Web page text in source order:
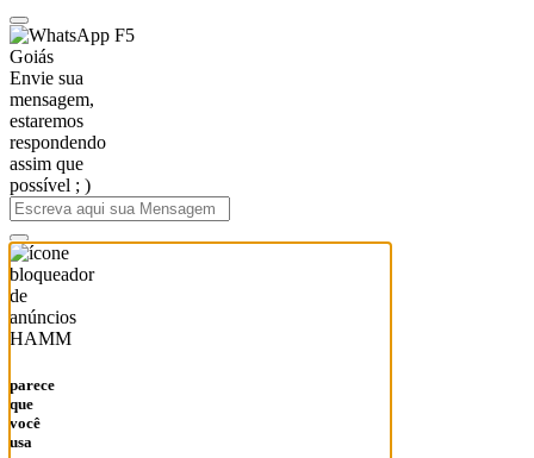
F5
Goiás
Envie sua
mensagem,
estaremos
respondendo
assim que
possível ; )
HAMM
parece
que
você
usa